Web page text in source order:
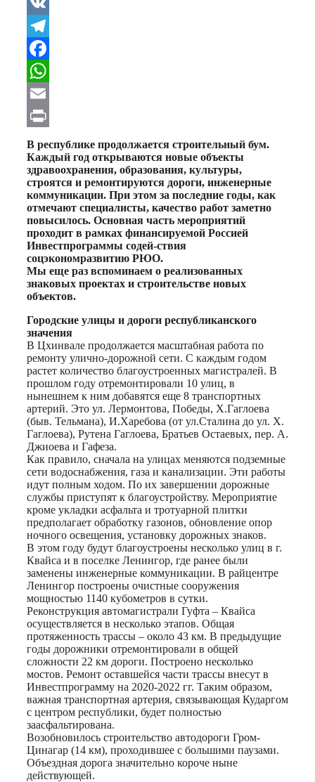
VK
Telegram
Facebook
WhatsApp
Email
Print
В республике продолжается строительный бум.
Каждый год открываются новые объекты
здравоохранения, образования, культуры,
строятся и ремонтируются дороги, инженерные
коммуникации. При этом за последние годы, как
отмечают специалисты, качество работ заметно
повысилось. Основная часть мероприятий
проходит в рамках финансируемой Россией
Инвестпрограммы содей-ствия
соцэкономразвитию РЮО.
Мы еще раз вспоминаем о реализованных
знаковых проектах и строительстве новых
объектов.
Городские улицы и дороги республиканского
значения
В Цхинвале продолжается масштабная работа по
ремонту улично-дорожной сети. С каждым годом
растет количество благоустроенных магистралей. В
прошлом году отремонтировали 10 улиц, в
нынешнем к ним добавятся еще 8 транспортных
артерий. Это ул. Лермонтова, Победы, Х.Гаглоева
(быв. Тельмана), И.Харебова (от ул.Сталина до ул. Х.
Гаглоева), Рутена Гаглоева, Братьев Остаевых, пер. А.
Джиоева и Гафеза.
Как правило, сначала на улицах меняются подземные
сети водоснабжения, газа и канализации. Эти работы
идут полным ходом. По их завершении дорожные
службы приступят к благоустройству. Мероприятие
кроме укладки асфальта и тротуарной плитки
предполагает обработку газонов, обновление опор
ночного освещения, установку дорожных знаков.
В этом году будут благоустроены несколько улиц в г.
Квайса и в поселке Ленингор, где ранее были
заменены инженерные коммуникации. В райцентре
Ленингор построены очистные сооружения
мощностью 1140 кубометров в сутки.
Реконструкция автомагистрали Гуфта – Квайса
осуществляется в несколько этапов. Общая
протяженность трассы – около 43 км. В предыдущие
годы дорожники отремонтировали в общей
сложности 22 км дороги. Построено несколько
мостов. Ремонт оставшейся части трассы внесут в
Инвестпрограмму на 2020-2022 гг. Таким образом,
важная транспортная артерия, связывающая Кударгом
с центром республики, будет полностью
заасфальтирована.
Возобновилось строительство автодороги Гром-
Цинагар (14 км), проходившее с большими паузами.
Объездная дорога значительно короче ныне
действующей.